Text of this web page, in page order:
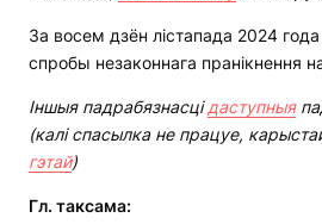
За восем дзён лістапада 2024
спробы незаконнага пранікнення
Іншыя падрабязнасцідаступныя
(калі спасылка не працуе,
гэтай)
Гл. таксама: